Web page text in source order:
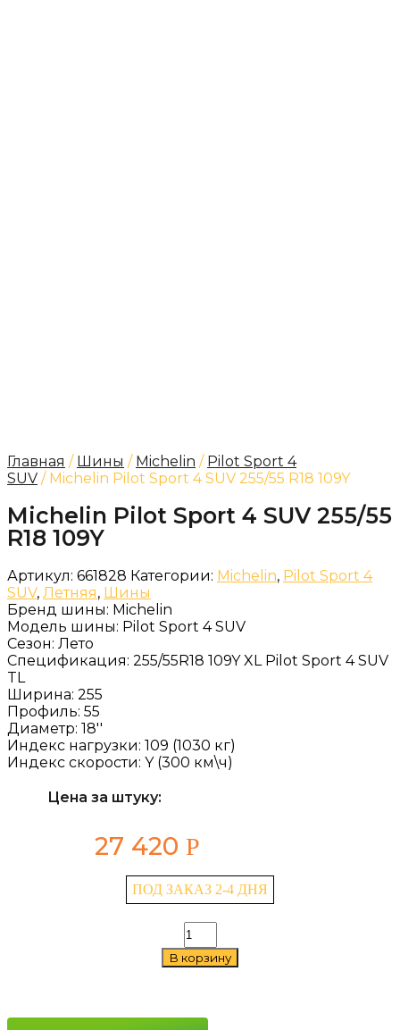
Главная / Шины / Michelin / Pilot Sport 4
SUV / Michelin Pilot Sport 4 SUV 255/55 R18 109Y
Michelin Pilot Sport 4 SUV 255/55
R18 109Y
Артикул: 661828 Категории: Michelin, Pilot Sport 4
SUV, Летняя, Шины
Бренд шины: Michelin
Модель шины: Pilot Sport 4 SUV
Сезон: Лето
Спецификация: 255/55R18 109Y XL Pilot Sport 4 SUV
TL
Ширина: 255
Профиль: 55
Диаметр: 18''
Индекс нагрузки: 109 (1030 кг)
Индекс скорости: Y (300 км\ч)
Цена за штуку:
27 420 Р
ПОД ЗАКАЗ 2-4 ДНЯ
Количество
товара
Michelin
SUV
В корзину